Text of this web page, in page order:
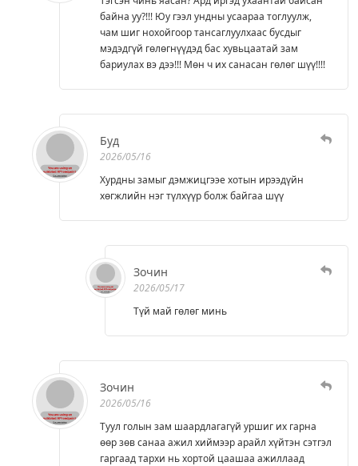
байна уу?!!! Юу гээл ундны усаараа тоглуулж,
чам шиг нохойгоор тансаглуулхаас бусдыг
мэдэдгүй гөлөгнүүдэд бас хувьцаатай зам
бариулах вэ дээ!!! Мөн ч их санасан гөлөг шүү!!!!
Буд
2026/05/16
Хурдны замыг дэмжицгээе хотын ирээдүйн
хөгжлийн нэг түлхүүр болж байгаа шүү
Зочин
2026/05/17
Түй май гөлөг минь
Зочин
2026/05/16
Туул голын зам шаардлагагүй уршиг их гарна
өөр зөв санаа ажил хиймээр арайл хүйтэн сэтгэл
гаргаад тархи нь хортой цаашаа ажиллаад